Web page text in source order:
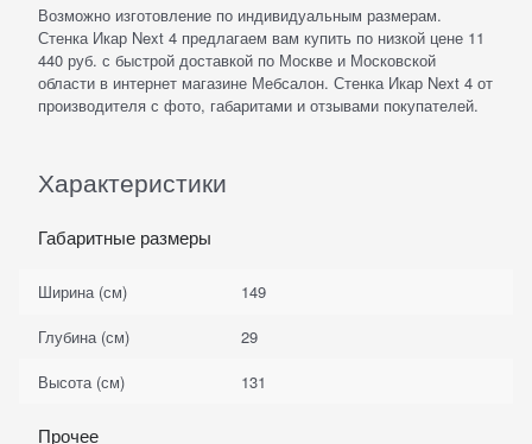
Возможно изготовление по индивидуальным размерам.
Стенка Икар Next 4 предлагаем вам купить по низкой цене 11
440 руб. с быстрой доставкой по Москве и Московской
области в интернет магазине Мебсалон. Стенка Икар Next 4 от
производителя с фото, габаритами и отзывами покупателей.
Характеристики
Габаритные размеры
Ширина (см)
149
Глубина (см)
29
Высота (см)
131
Прочее